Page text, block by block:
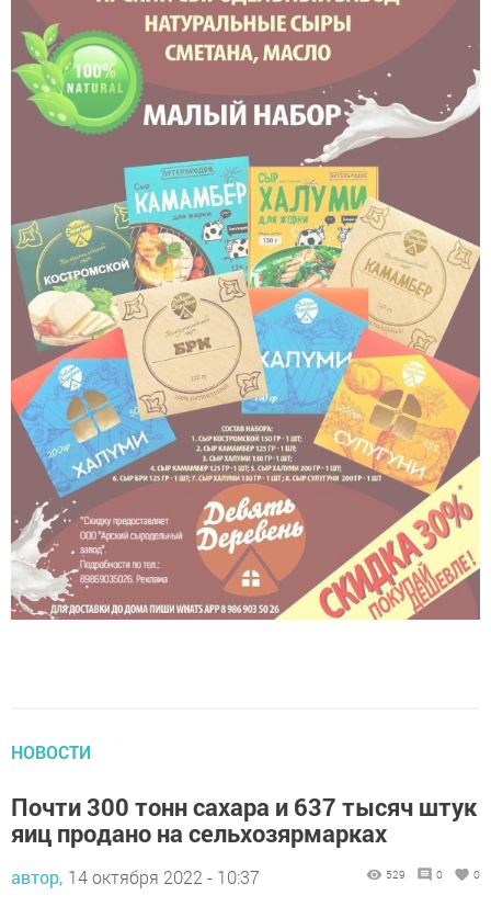
НОВОСТИ
Почти 300 тонн сахара и 637 тысяч штук
яиц продано на сельхозярмарках
автор, 14 октября 2022 - 10:37 529 0 0